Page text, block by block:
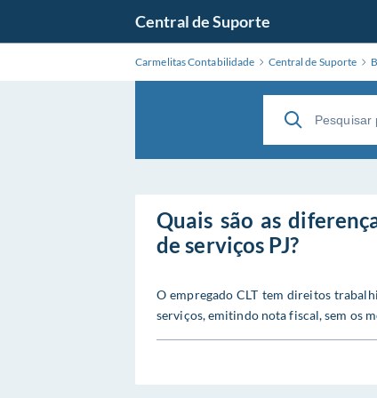
Central de Suporte
Carmelitas Contabilidade Central de Suporte
Quais são as
de serviços PJ?
O empregado CLT tem direitos
serviços, emitindo nota fiscal, sem os